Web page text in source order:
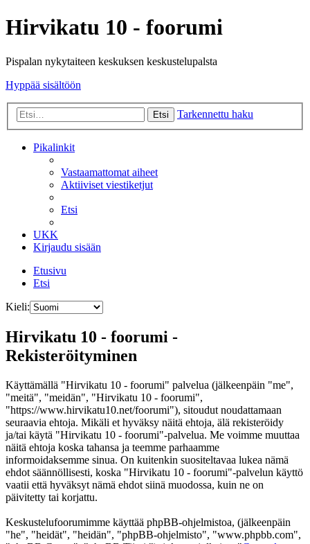
Hirvikatu 10 - foorumi
Pispalan nykytaiteen keskuksen keskustelupalsta
Hyppää sisältöön
Etsi Tarkennettu haku
Pikalinkit
Vastaamattomat aiheet
Aktiiviset viestiketjut
Etsi
UKK
Kirjaudu sisään
Etusivu
Etsi
Kieli:
Hirvikatu 10 - foorumi -
Rekisteröityminen
Käyttämällä "Hirvikatu 10 - foorumi" palvelua (jälkeenpäin "me",
"meitä", "meidän", "Hirvikatu 10 - foorumi",
"https://www.hirvikatu10.net/foorumi"), sitoudut noudattamaan
seuraavia ehtoja. Mikäli et hyväksy näitä ehtoja, älä rekisteröidy
ja/tai käytä "Hirvikatu 10 - foorumi"-palvelua. Me voimme muuttaa
näitä ehtoja koska tahansa ja teemme parhaamme
informoidaksemme sinua. On kuitenkin suositeltavaa lukea nämä
ehdot säännöllisesti, koska "Hirvikatu 10 - foorumi"-palvelun käyttö
vaatii että hyväksyt nämä ehdot siinä muodossa, kuin ne on
päivitetty tai korjattu.
Keskustelufoorumimme käyttää phpBB-ohjelmistoa, (jälkeenpäin
"he", "heidät", "heidän", "phpBB-ohjelmisto", "www.phpbb.com",